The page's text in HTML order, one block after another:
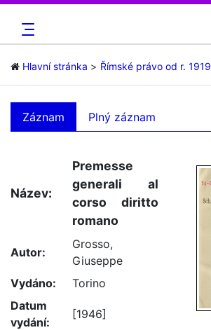
Hlavní stránka Římské právo od r. 1919
Záznam Plný záznam
Název:
Premesse
generali al
corso diritto
romano
Autor:
Grosso,
Giuseppe
Vydáno:
Torino
Datum
vydání:
[1946]